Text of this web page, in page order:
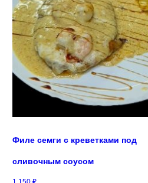
Филе семги с креветками под
сливочным соусом